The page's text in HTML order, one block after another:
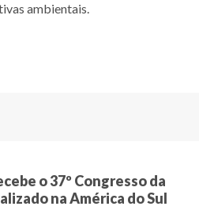
ambientais.
o 37º Congresso da
na América do Sul